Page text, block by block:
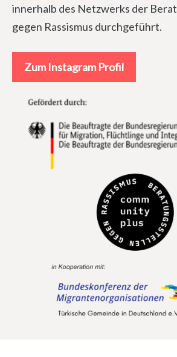
innerhalb des Netzwerks der
gegen Rassismus durchgeführt.
Zum Instagram Profil